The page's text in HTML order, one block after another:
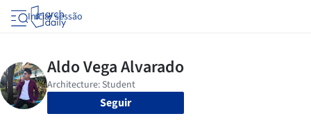
Iniciar sessão
Seguir